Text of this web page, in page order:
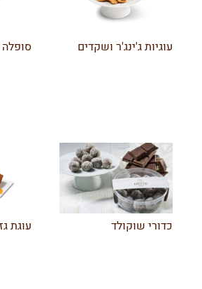
עוגיות ג'ינג'ר ושקדים
כדורי שוקולד עוגת